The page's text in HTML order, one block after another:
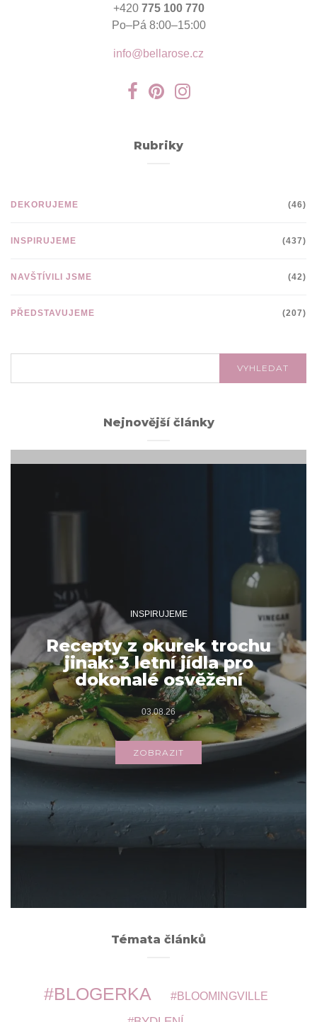
+420 775 100 770
Po–Pá 8:00–15:00
info@bellarose.cz
Rubriky
DEKORUJEME (46)
INSPIRUJEME (437)
NAVŠTÍVILI JSME (42)
PŘEDSTAVUJEME (207)
VYHLEDAT
Nejnovější články
INSPIRUJEME
Recepty z okurek trochu
jinak: 3 letní jídla pro
dokonalé osvěžení
03.08.26
ZOBRAZIT
Archivy
Témata článků
BLOGERKA BLOOMINGVILLE